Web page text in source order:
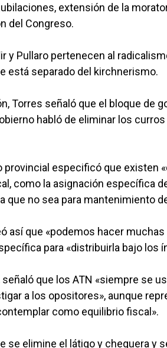
extensión de la
del Congreso.
y Pullaro pertenecen al
está separado del kirchnerismo.
Torres señaló que el bloque de
habló de eliminar los
provincial especificó que existen
como la asignación específica
que no sea para mantenimiento
así que «podemos hacer
para «distribuirla bajo los
señaló que los ATN «siempre se
a los opositores», aunque
como equilibrio fiscal».
se elimine el látigo y chequera y